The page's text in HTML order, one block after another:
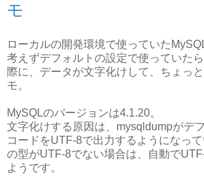
モ
ローカルの開発環境で使っていた
考えずデフォルトの設定で使っていた
際に、データが文字化けして、ちょっ
モ。
MySQLのバージョンは4.1.20。
文字化けする原因は、mysqldumpがデ
コードをUTF-8で出力するようになっ
の型がUTF-8でない場合は、自動で
ようです。